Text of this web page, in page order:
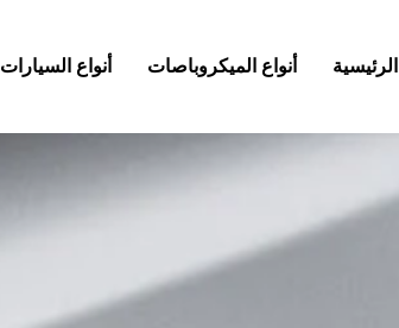
الرئيسية أنواع الميكروباصات أنواع السيارات